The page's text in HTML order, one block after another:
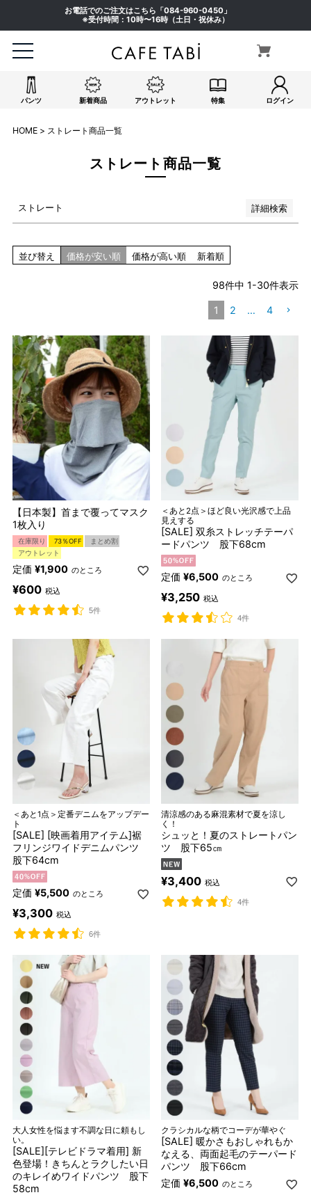
お電話でのご注文はこちら「084-960-0450 」
※受付時間：10時〜16時（土日・祝休み）
パンツ 新着商品 アウトレット 特集 ログイン
HOME ストレート商品一覧
ストレート商品一覧
ストレート 詳細検索
イエロー系
パープル系
その他（柄）
在庫なし商品
検索
並び替え 価格が安い順 価格が高い順 新着順
98件中 1-30件表示
1 2 … 4
【日本製】首まで覆ってマスク
1枚入り
在庫限り 73％OFF
まとめ割
アウトレット
定価 ¥1,900 のところ
¥600 税込
5件
＜あと2点＞ほど良い光沢感で上品
見えする
[SALE] 双糸ストレッチテーパ
ードパンツ 股下68cm
定価 ¥6,500 のところ
¥3,250 税込
4件
＜あと1点＞定番デニムをアップデー
ト
[SALE] [映画着用アイテム]裾
フリンジワイドデニムパンツ
股下64cm
定価 ¥5,500 のところ
¥3,300 税込
6件
清涼感のある麻混素材で夏を涼し
く！
シュッと！夏のストレートパン
ツ 股下65㎝
¥3,400 税込
4件
大人女性を悩ます不調な日に頼もし
い。
[SALE][テレビドラマ着用] 新
色登場！きちんとラクしたい日
のキレイめワイドパンツ 股下
58cm
クラシカルな柄でコーデが華やぐ
[SALE] 暖かさもおしゃれもか
なえる、両面起毛のテーパード
パンツ 股下66cm
定価 ¥6,500 のところ